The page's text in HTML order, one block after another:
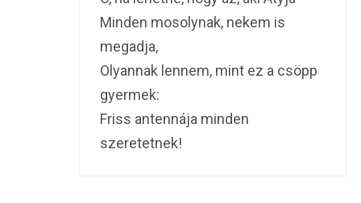
Minden mosolynak, nekem is
megadja,
Olyannak lennem, mint ez a csöpp
gyermek:
Friss antennája minden
szeretetnek!